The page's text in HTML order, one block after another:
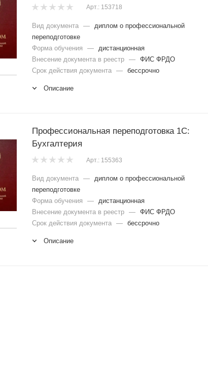
Арт.: 153718
Вид документа —
диплом о профессиональной
переподготовке
Форма обучения
—
дистанционная
Внесение документа в реестр — ФИС ФРДО
Срок действия документа — бессрочно
Описание
Профессиональная переподготовка 1С:
Бухгалтерия
Арт.: 155363
Вид документа — диплом о профессиональной
переподготовке
Форма обучения
— дистанционная
Внесение документа в реестр — ФИС ФРДО
Срок действия документа — бессрочно
Описание